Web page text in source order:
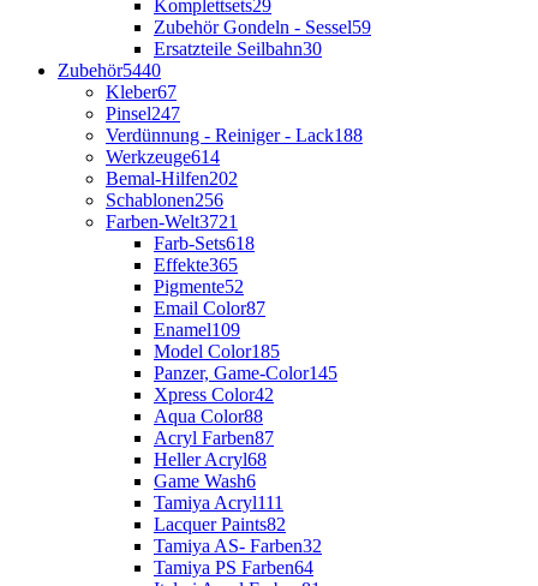
Komplettsets29
Zubehör Gondeln - Sessel59
Ersatzteile Seilbahn30
Zubehör5440
Kleber67
Pinsel247
Verdünnung - Reiniger - Lack188
Werkzeuge614
Bemal-Hilfen202
Schablonen256
Farben-Welt3721
Farb-Sets618
Effekte365
Pigmente52
Email Color87
Enamel109
Model Color185
Panzer, Game-Color145
Xpress Color42
Aqua Color88
Acryl Farben87
Heller Acryl68
Game Wash6
Tamiya Acryl111
Lacquer Paints82
Tamiya AS- Farben32
Tamiya PS Farben64